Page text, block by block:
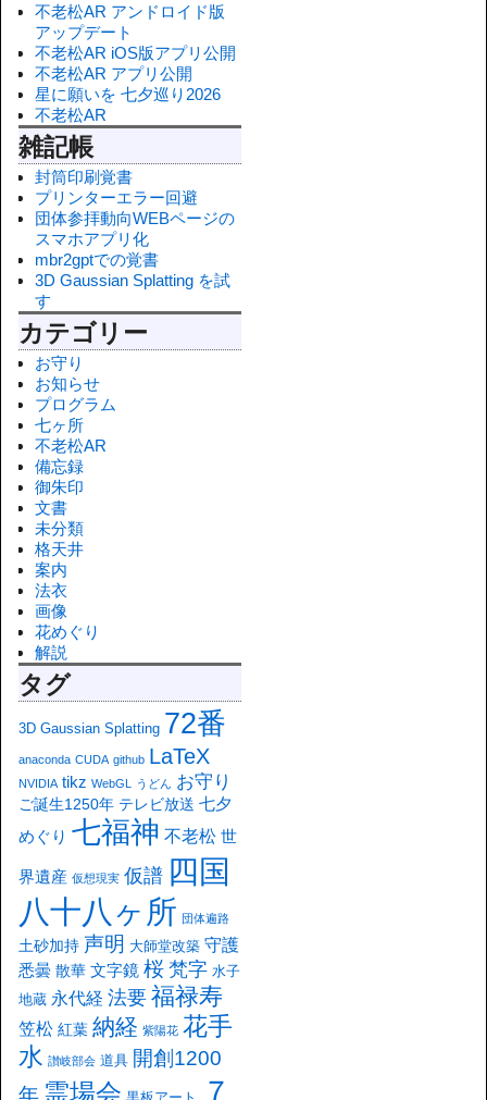
不老松AR アンドロイド版
アップデート
不老松AR iOS版アプリ公開
不老松AR アプリ公開
星に願いを 七夕巡り2026
不老松AR
雑記帳
封筒印刷覚書
プリンターエラー回避
団体参拝動向WEBページの
スマホアプリ化
mbr2gptでの覚書
3D Gaussian Splatting を試
す
カテゴリー
お守り
お知らせ
プログラム
七ヶ所
不老松AR
備忘録
御朱印
文書
未分類
格天井
案内
法衣
画像
花めぐり
解説
タグ
3D Gaussian Splatting 72番
anaconda CUDA github LaTeX
NVIDIA tikz WebGL うどん お守り
ご誕生1250年 テレビ放送 七夕
めぐり 七福神 不老松 世
界遺産 仮想現実 仮譜 四国
八十八ヶ所 団体遍路
土砂加持 声明 大師堂改築 守護
悉曇 散華 文字鏡 桜 梵字 水子
地蔵 永代経 法要 福禄寿
笠松 紅葉 納経 紫陽花 花手
水 讃岐部会 道具 開創1200
年 霊場会 ７